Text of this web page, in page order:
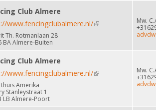
Club Almere
www.fencingclubalmere.nl/(link is external)
Th. Rotmanlaan 28
BA Almere-Buiten
Mw.
Club Almere
www.fencingclubalmere.nl/(link is external)
Amerika
Stanleystraat 1
LB Almere-Poort
Mw.